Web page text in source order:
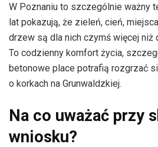
W Poznaniu to szczególnie ważny
lat pokazują, że zieleń, cień,
drzew są dla nich czymś więcej niż
To codzienny komfort życia,
betonowe place potrafią rozgrzać
o korkach na Grunwaldzkiej.
Na co uważać przy
wniosku?